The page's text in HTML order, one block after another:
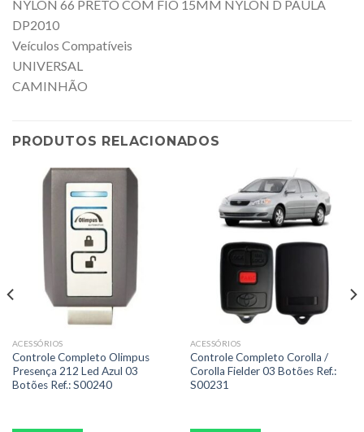
NYLON 66 PRETO COM FIO 15MM NYLON D PAULA
DP2010
Veículos Compatíveis
UNIVERSAL
CAMINHÃO
PRODUTOS RELACIONADOS
ACESSÓRIOS
Controle Completo Olimpus
Presença 212 Led Azul 03
Botões Ref.: S00240
ACESSÓRIOS
Controle Completo Corolla /
Corolla Fielder 03 Botões Ref.:
S00231